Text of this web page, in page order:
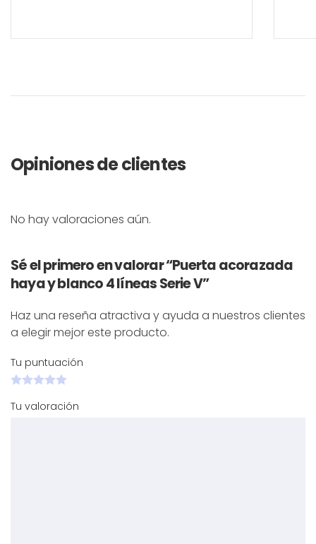
Opiniones de clientes
No hay valoraciones aún.
Sé el primero en valorar “Puerta acorazada
haya y blanco 4 líneas Serie V”
Haz una reseña atractiva y ayuda a nuestros clientes
a elegir mejor este producto.
Tu puntuación
Tu valoración